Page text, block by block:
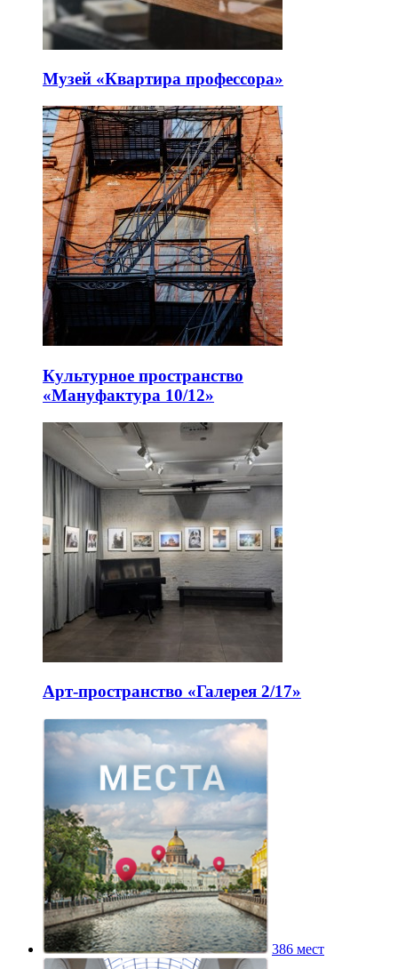
Музей «Квартира профессора»
Культурное пространство
«Мануфактура 10/12»
Арт-пространство «Галерея 2/17»
386 мест